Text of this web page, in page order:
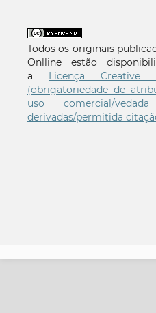
Todos os originais
Onlline estão
a Licença Creative
(obrigatoriedade de
uso comercial/
derivadas/permitida